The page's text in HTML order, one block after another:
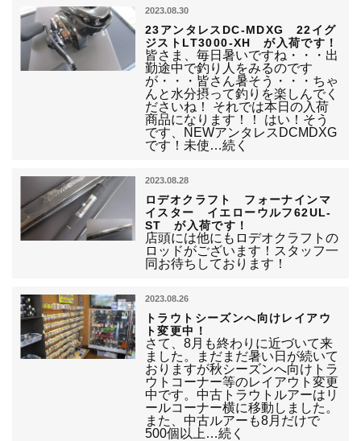
2023.08.30
23アンタレスDC-MDXG 22イグ
ジストLT3000-XH が入荷です！
皆さま、毎日暑いですね・・・出
勤途中で釣り人をみるのです
が・・・皆さん暑そう・・・ちゃ
んと水分摂って釣りを楽しんでく
ださいね！ それでは本日の入荷
商品になります！！ はい！そう
です、NEWアンタレスDCMDXG
です！未使…続く
2023.08.28
ロデオクラフト フォーナインマ
イスター イエローウルフ62UL-
ST が入荷です！
店頭には他にもロデオクラフトの
ロッドがございます！スタッフ一
同お待ちしております！
2023.08.26
トラウトシーズンへ向けレイアウ
ト変更中！
さて、8月も終わりに近づいて来
ました。まだまだ暑い日が続いて
おりますが秋シーズンへ向けトラ
ウトコーナー等のレイアウト変更
中です。中古トラウトルアーはリ
ールコーナー横に移動しました。
また、中古ルアーも8月だけで
500個以上…続く